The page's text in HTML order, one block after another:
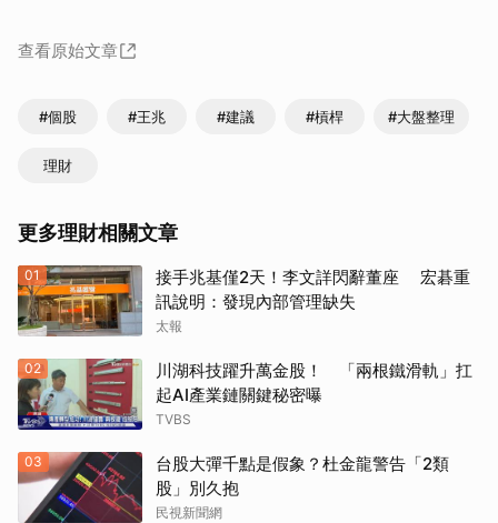
查看原始文章
#個股 #王兆 #建議 #槓桿 #大盤整理
理財
更多理財相關文章
01
接手兆基僅2天！李文詳閃辭董座 宏碁重
訊說明：發現內部管理缺失
太報
02
川湖科技躍升萬金股！ 「兩根鐵滑軌」扛
起AI產業鏈關鍵秘密曝
TVBS
03
台股大彈千點是假象？杜金龍警告「2類
股」別久抱
民視新聞網